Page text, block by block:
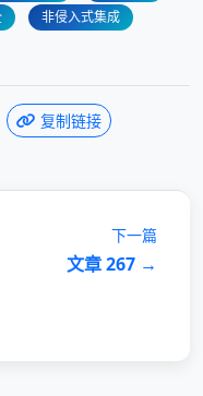
非侵入式集成
复制链接
下一篇
文章 267 →